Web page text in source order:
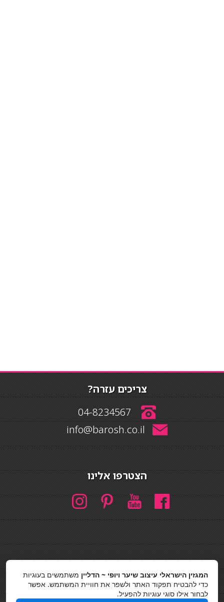
צריכים עזרה?
04-8234567
info@barosh.co.il
הצטרפו אלינו
חיפוש
חיפוש
כסאות בר
המגזין הישראלי עיצוב שיער ויופי ~ הדליין משתמשים בעוגיות
כדי להבטיח תפקוד האתר ולשפר את חוויית המשתמש. אפשר
לבחור אילו סוגי עוגיות להפעיל.